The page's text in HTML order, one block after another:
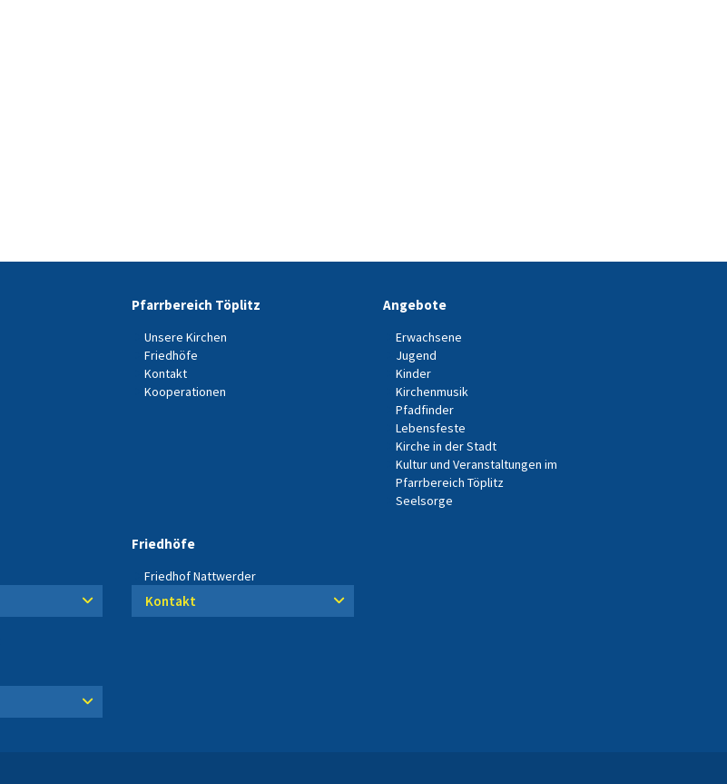
Pfarrbereich Töplitz
Unsere Kirchen
Friedhöfe
Kontakt
Kooperationen
Angebote
Erwachsene
Jugend
Kinder
Kirchenmusik
Pfadfinder
Lebensfeste
Kirche in der Stadt
Kultur und Veranstaltungen im
Pfarrbereich Töplitz
Seelsorge
Friedhöfe
Friedhof Nattwerder
Kontakt